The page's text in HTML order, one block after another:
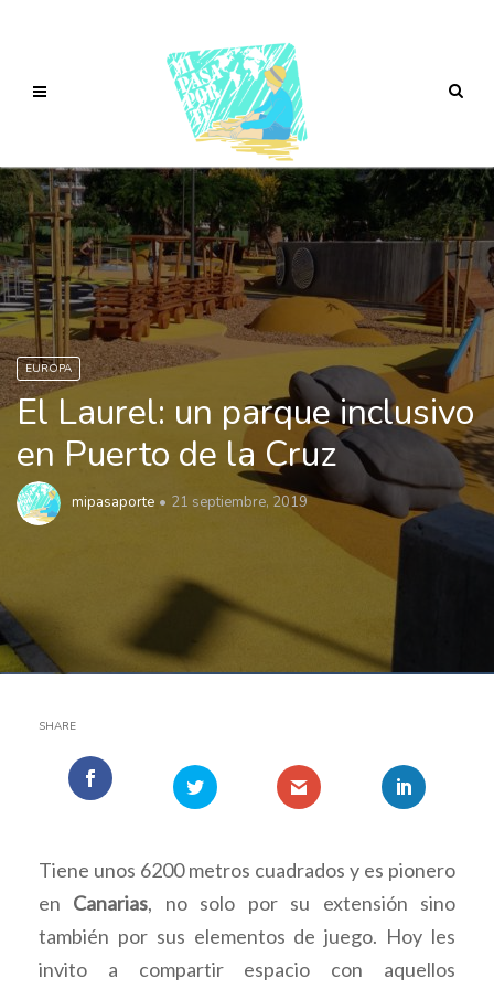
EUROPA
El Laurel: un parque inclusivo
en Puerto de la Cruz
mipasaporte 21 septiembre, 2019
SHARE
Tiene unos 6200 metros cuadrados y es pionero
en Canarias, no solo por su extensión sino
también por sus elementos de juego. Hoy les
invito a compartir espacio con aquellos